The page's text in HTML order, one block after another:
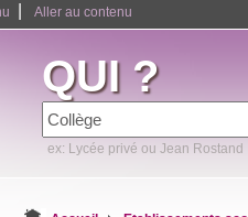
Aller au contenu
QUI ?
ex: Lycée privé ou Jean Rostand